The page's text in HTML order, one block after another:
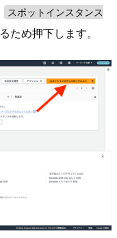
スポットインスタンス
ため押下します。